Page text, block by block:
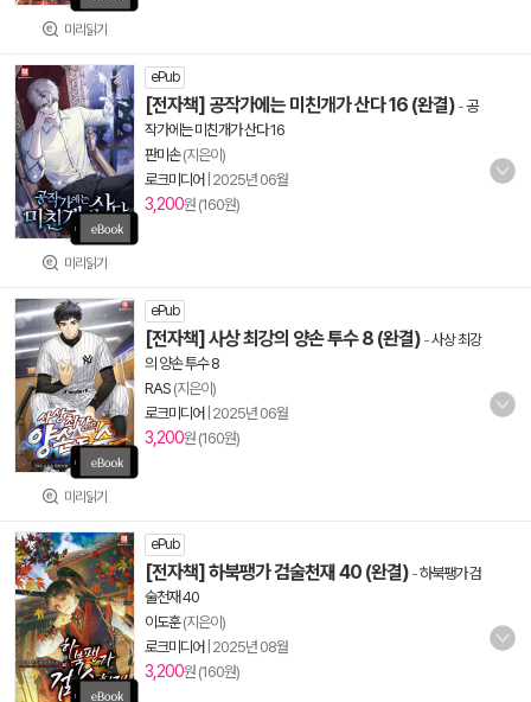
미리읽기
미리읽기
ePub
[전자책] 공작가에는 미친개가 산다 16 (완결) -공
작가에는 미친개가 산다 16
판미손(지은이)
로크미디어 2025년 06월
3,200원 (160원)
미리읽기
ePub
[전자책] 사상 최강의 양손 투수 8 (완결) -사상 최강
의 양손 투수 8
RAS (지은이)
로크미디어 2025년 06월
3,200원 (160원)
ePub
[전자책] 하북팽가 검술천재 40 (완결) -하북팽가 검
술천재 40
이도훈(지은이)
로크미디어 2025년 08월
3,200원 (160원)